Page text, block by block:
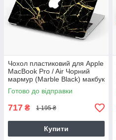
Чохол пластиковий для Apple
MacBook Pro / Air Чорний
мармур (Marble Black) макбук
про case hard cover
Готово до відправки
717 ₴ 1 195 ₴
Купити